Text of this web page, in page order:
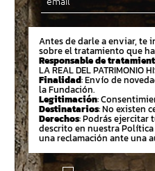
Antes de darle a enviar, te
sobre el tratamiento que
Responsable de
LA REAL DEL PATRIMONIO
Finalidad: Envío de
la Fundación.
Legitimación:
Destinatarios: No existen
Derechos: Podrás ejercitar
descrito en nuestra
una reclamación ante una